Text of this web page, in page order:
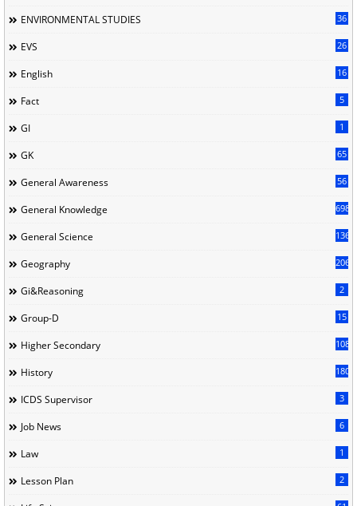
ENVIRONMENTAL STUDIES 36
EVS 26
English 16
Fact 5
GI 1
GK 65
General Awareness 56
General Knowledge 698
General Science 136
Geography 206
Gi&Reasoning 2
Group-D 15
Higher Secondary 108
History 180
ICDS Supervisor 3
Job News 6
Law 1
Lesson Plan 2